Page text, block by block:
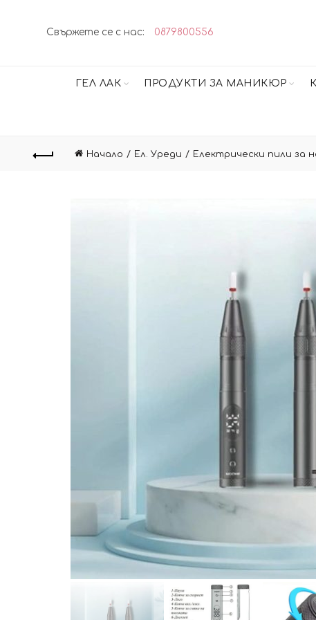
Свържете се с нас: 0879800556
ГЕЛ ЛАК ПРОДУКТИ ЗА МАНИКЮР
Начало Ел. Уреди Електрически пили за